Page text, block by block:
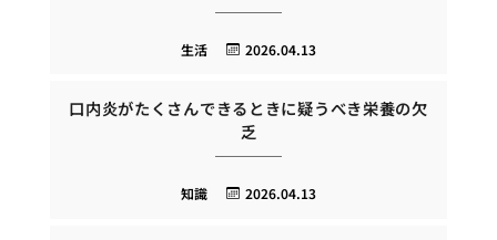
2026.04.13
生活
口内炎がたくさんできるときに疑うべき栄養の欠
乏
2026.04.13
知識